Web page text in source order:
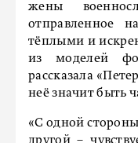
жены
отправленное
тёплыми и
из моделей
рассказала
неё значит быть
«С одной